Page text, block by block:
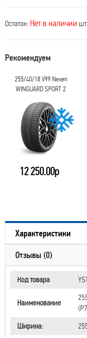
Остаток: Нет в наличии шт.
Рекомендуем
255/40/18 V99 Nexen
WINGUARD SPORT 2
12 250.00р
Характеристики
Отзывы (0)
Код товара
Наименование
Ширина: